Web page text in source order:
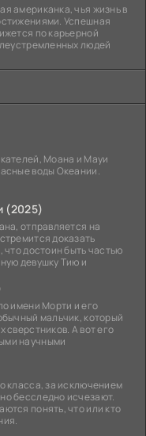
американка, чья жизнь в
Успешная
по карьерной
людей
Моана и Мауи
воды Океании.
(2025)
отправляется на
доказать
что достоин быть частью
девушку Тию и
имени Морти и его
мальчик, который
сверстников. А вот его
научными
класса, за исключением
бесследно исчезают.
понять, что или кто